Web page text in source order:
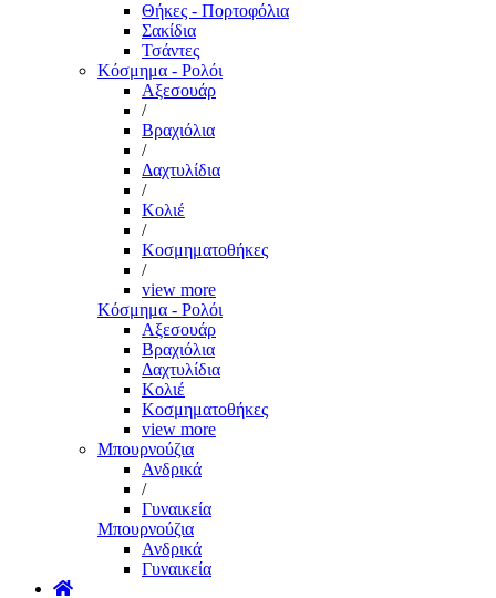
Θήκες - Πορτοφόλια
Σακίδια
Τσάντες
Κόσμημα - Ρολόι
Αξεσουάρ
/
Βραχιόλια
/
Δαχτυλίδια
/
Κολιέ
/
Κοσμηματοθήκες
/
view more
Κόσμημα - Ρολόι
Αξεσουάρ
Βραχιόλια
Δαχτυλίδια
Κολιέ
Κοσμηματοθήκες
view more
Μπουρνούζια
Ανδρικά
/
Γυναικεία
Μπουρνούζια
Ανδρικά
Γυναικεία